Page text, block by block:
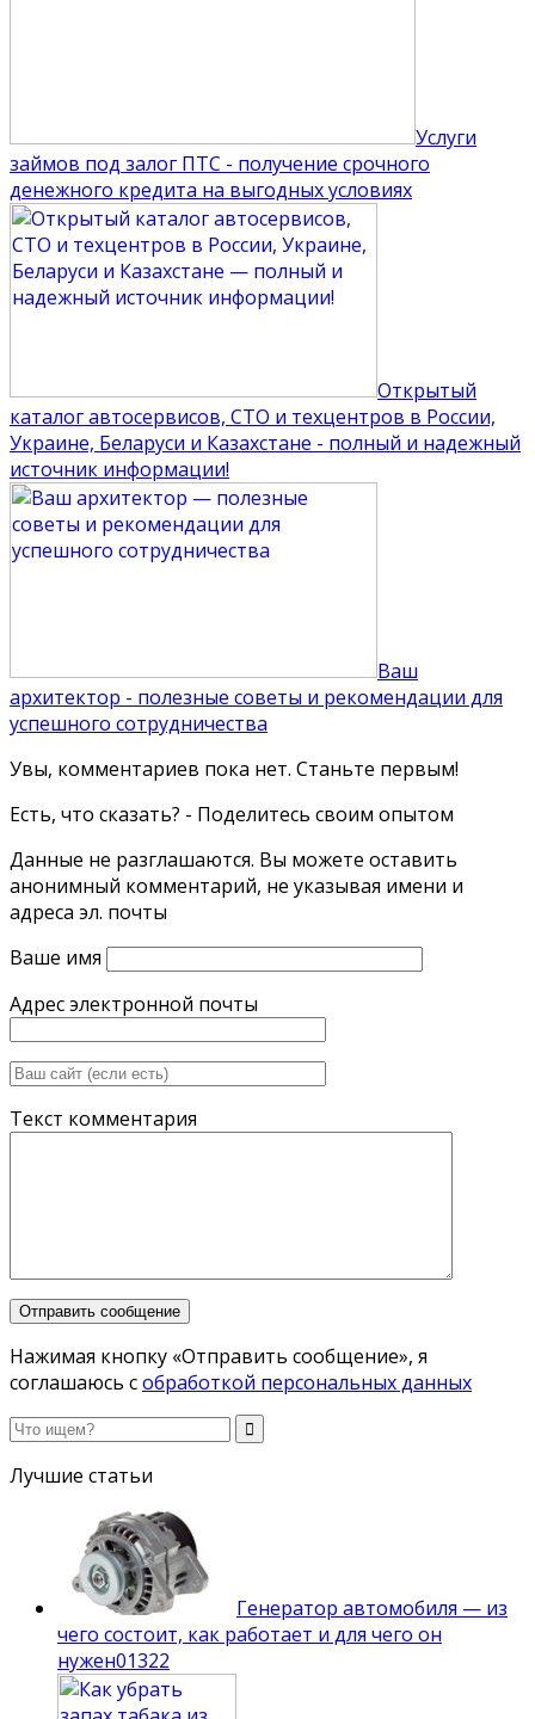
Услуги
займов под залог ПТС - получение срочного
денежного кредита на выгодных условиях
Открытый
каталог автосервисов, СТО и техцентров в России,
Украине, Беларуси и Казахстане - полный и надежный
источник информации!
Ваш
архитектор - полезные советы и рекомендации для
успешного сотрудничества
Увы, комментариев пока нет. Станьте первым!
Есть, что сказать? - Поделитесь своим опытом
Данные не разглашаются. Вы можете оставить
анонимный комментарий, не указывая имени и
адреса эл. почты
Ваше имя
Адрес электронной почты
Текст комментария
Нажимая кнопку «Отправить сообщение», я
соглашаюсь собработкой персональных данных
Лучшие статьи
Генератор автомобиля — из
чего состоит, как работает и для чего он
нужен01322